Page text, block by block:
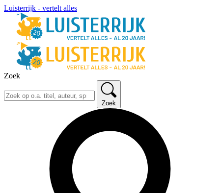
Luisterrijk - vertelt alles
Zoek
Zoek